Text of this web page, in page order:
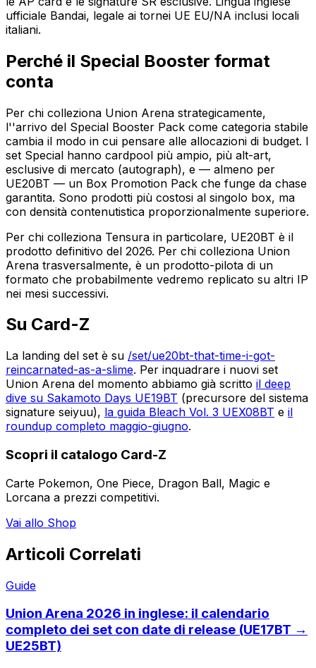
ufficiale Bandai, legale ai tornei UE EU/NA inclusi locali
italiani.
Perché il Special Booster format
conta
Per chi colleziona Union Arena strategicamente,
l''arrivo del Special Booster Pack come categoria stabile
cambia il modo in cui pensare alle allocazioni di budget. I
set Special hanno cardpool più ampio, più alt-art,
esclusive di mercato (autograph), e — almeno per
UE20BT — un Box Promotion Pack che funge da chase
garantita. Sono prodotti più costosi al singolo box, ma
con densità contenutistica proporzionalmente superiore.
Per chi colleziona Tensura in particolare, UE20BT è il
prodotto definitivo del 2026. Per chi colleziona Union
Arena trasversalmente, è un prodotto-pilota di un
formato che probabilmente vedremo replicato su altri IP
nei mesi successivi.
Su Card-Z
La landing del set è su /set/ue20bt-that-time-i-got-
reincarnated-as-a-slime. Per inquadrare i nuovi set
Union Arena del momento abbiamo già scritto il deep
dive su Sakamoto Days UE19BT (precursore del sistema
signature seiyuu), la guida Bleach Vol. 3 UEX08BT e il
roundup completo maggio-giugno.
Scopri il catalogo Card-Z
Carte Pokemon, One Piece, Dragon Ball, Magic e
Lorcana a prezzi competitivi.
Vai allo Shop
Articoli Correlati
Guide
Union Arena 2026 in inglese: il calendario
completo dei set con date di release (UE17BT →
UE25BT)